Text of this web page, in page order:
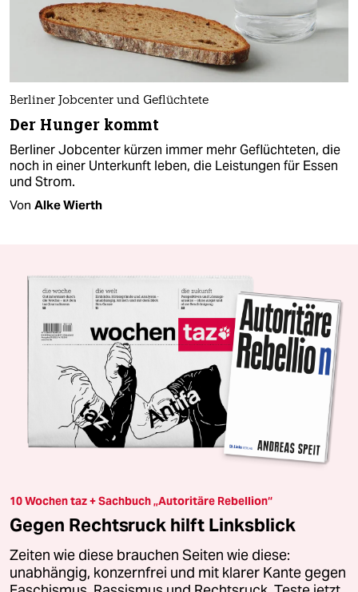
Berliner Jobcenter und Geflüchtete
Der Hunger kommt
Berliner Jobcenter kürzen immer mehr Geflüchteten, die
noch in einer Unterkunft leben, die Leistungen für Essen
und Strom.
Von Alke Wierth
10 Wochen taz + Sachbuch „Autoritäre Rebellion“
Gegen Rechtsruck hilft Linksblick
Zeiten wie diese brauchen Seiten wie diese:
unabhängig, konzernfrei und mit klarer Kante gegen